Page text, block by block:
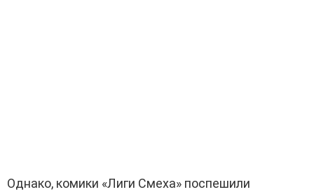
Однако, комики «Лиги Смеха» поспешили